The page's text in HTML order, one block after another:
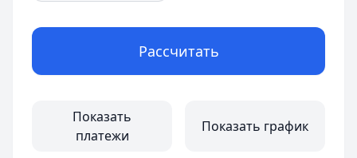
Рассчитать
Показать
платежи
Показать график